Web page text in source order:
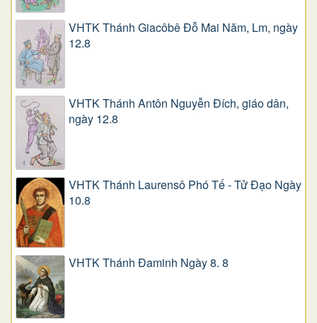
VHTK Thánh Giacôbê Ðỗ Mai Năm, Lm, ngày
12.8
VHTK Thánh Antôn Nguyễn Ðích, giáo dân,
ngày 12.8
VHTK Thánh Laurensô Phó Tế - Tử Đạo Ngày
10.8
VHTK Thánh Đaminh Ngày 8. 8